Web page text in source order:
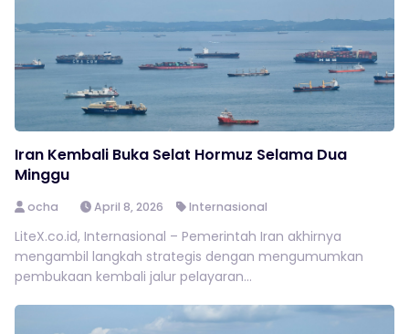
Iran Kembali Buka Selat Hormuz Selama Dua
Minggu
ocha April 8, 2026 Internasional
LiteX.co.id, Internasional – Pemerintah Iran akhirnya
mengambil langkah strategis dengan mengumumkan
pembukaan kembali jalur pelayaran...